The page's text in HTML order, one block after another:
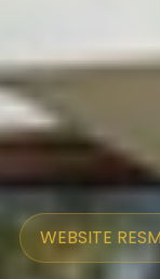
WEBSITE